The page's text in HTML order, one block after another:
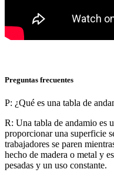
Preguntas frecuentes
P: ¿Qué es una tabla de
R: Una tabla de andamio es
proporcionar una superficie
trabajadores se paren
hecho de madera o metal y
pesadas y un uso constante.